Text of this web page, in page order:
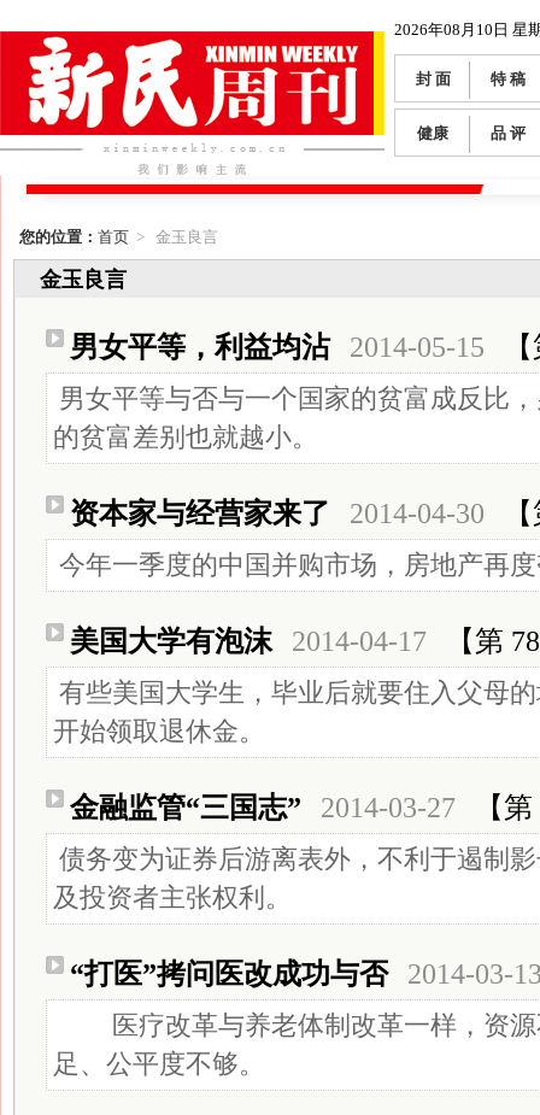
2026年08月10日 星
封 面 特 稿
健康 品 评
您的位置： 首页 > 金玉良言
金玉良言
男女平等，利益均沾 2014-05-15
男女平等与否与一个国家的贫富成反比
的贫富差别也就越小。
资本家与经营家来了 2014-04-30
今年一季度的中国并购市场，房地产再
美国大学有泡沫 2014-04-17 【第
有些美国大学生，毕业后就要住入父母
开始领取退休金。
金融监管“三国志” 2014-03-27 【
债务变为证券后游离表外，不利于遏制
及投资者主张权利。
“打医”拷问医改成功与否 2014-03-
医疗改革与养老体制改革一样，资源
足、公平度不够。